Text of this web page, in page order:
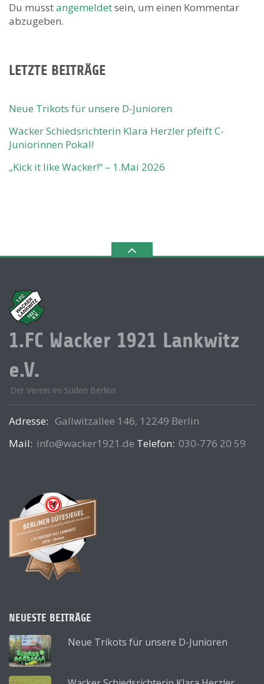
Du musstangemeldetsein, um einen Kommentar
abzugeben.
LETZTE BEITRÄGE
Neue Trikots für unsere D-Junioren
Wacker Schiedsrichterin Klara Herzler pfeift C-
Juniorinnen Pokal!
„Kick it like Wacker!“ – 1.Mai 2026
1.FC Wacker 1921 Lankwitz
e.V.
Der Verein im Süden Berlins
Adresse: Gallwitzallee 146, 12249 Berlin
Mail: info@wacker1921.de Telefon: 030-776 20 59
NEUESTE BEITRÄGE
Neue Trikots für unsere D-Junioren